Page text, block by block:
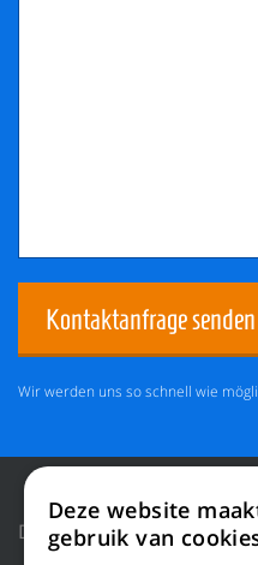
Kontaktanfrage senden
Wir werden uns so schnell wie
Datenschutzrichtlinie
Deze website
gebruik van